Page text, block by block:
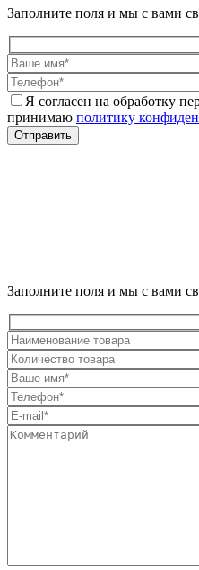
Заполните поля и мы с вами
Я согласен на обработку
принимаю политику
Отправить
Заполните поля и мы с вами